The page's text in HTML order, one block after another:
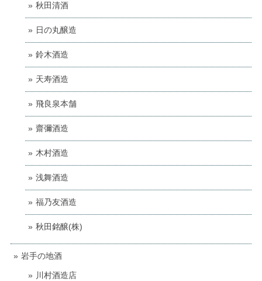
秋田清酒
日の丸醸造
鈴木酒造
天寿酒造
飛良泉本舗
齋彌酒造
木村酒造
浅舞酒造
福乃友酒造
秋田銘醸(株)
岩手の地酒
川村酒造店